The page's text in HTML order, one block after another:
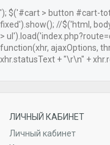
'); $('#cart > button #cart-
fixed').show(); //$('html,
>
function(xhr, ajaxOptions,
xhr.statusText + "\r\n" +
ЛИЧНЫЙ КАБИНЕТ
Личный кабинет